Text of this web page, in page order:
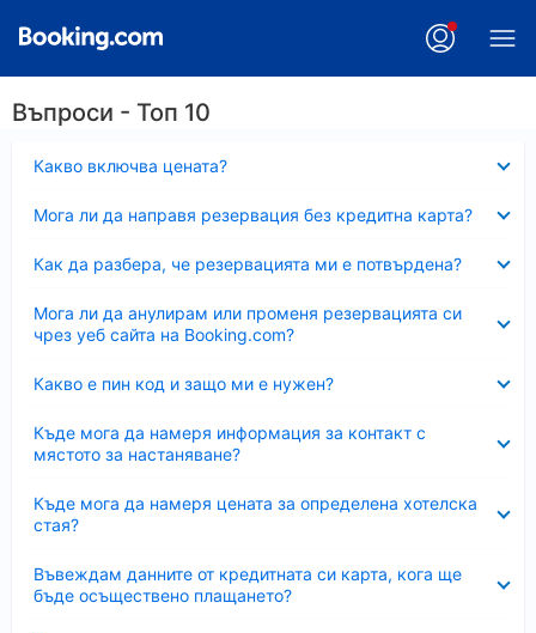
Въпроси - Топ 10
Какво включва цената?
Мога ли да направя резервация без кредитна карта?
Как да разбера, че резервацията ми е потвърдена?
Мога ли да анулирам или променя резервацията си
чрез уеб сайта на Booking.com?
Какво е пин код и защо ми е нужен?
Къде мога да намеря информация за контакт с
мястото за настаняване?
Къде мога да намеря цената за определена хотелска
стая?
Въвеждам данните от кредитната си карта, кога ще
бъде осъществено плащането?